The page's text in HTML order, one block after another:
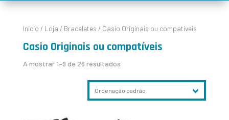
Início / Loja / Braceletes / Casio Originais ou compatíveis
Casio Originais ou compatíveis
A mostrar 1–9 de 26 resultados